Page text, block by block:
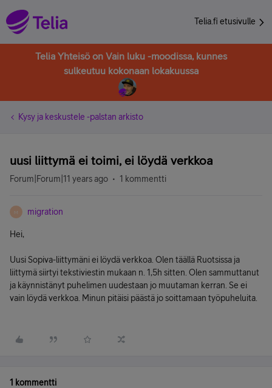
Telia.fi etusivulle
Telia Yhteisö on Vain luku -moodissa, kunnes
sulkeutuu kokonaan lokakuussa
Kysy ja keskustele -palstan arkisto
uusi liittymä ei toimi, ei löydä verkkoa
Forum|Forum|11 years ago 1 kommentti
M migration
Hei,
Uusi Sopiva-liittymäni ei löydä verkkoa. Olen täällä Ruotsissa ja
liittymä siirtyi tekstiviestin mukaan n. 1,5h sitten. Olen sammuttanut
ja käynnistänyt puhelimen uudestaan jo muutaman kerran. Se ei
vain löydä verkkoa. Minun pitäisi päästä jo soittamaan työpuheluita.
1 kommentti